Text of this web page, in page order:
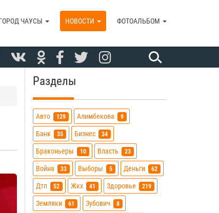
ЧАУСЫ НОВОСТИ ФОТОАЛЬБОМ
Разделы
Авто 129 Алимбекова 9
Банк 35 Бизнес 34
Браконьеры 10 Власть 23
Война 33 Выборы 5 Деньги 62
Дтп 52 Жкх 41 Здоровье 219
Земляки 61 Зубович 8